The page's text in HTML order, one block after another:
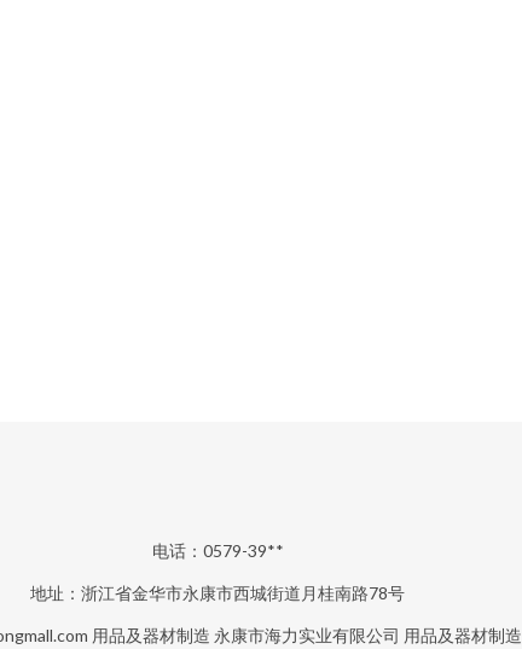
电话：0579-39**
地址：浙江省金华市永康市西城街道月桂南路78号
用品及器材制造 永康市海力实业有限公司 用品及器材制造